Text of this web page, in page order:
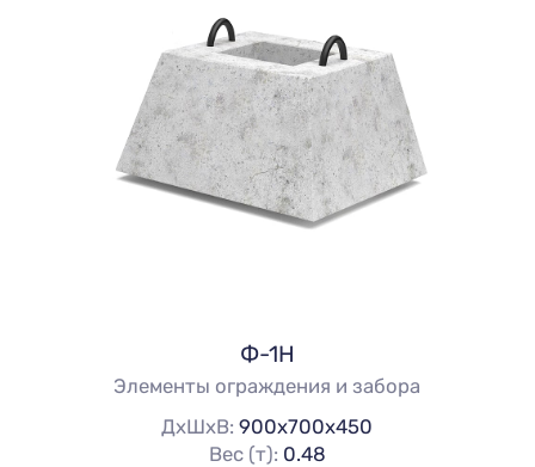
Ф-1Н
Элементы ограждения и забора
ДхШхВ:900х700х450
Вес (т): 0.48